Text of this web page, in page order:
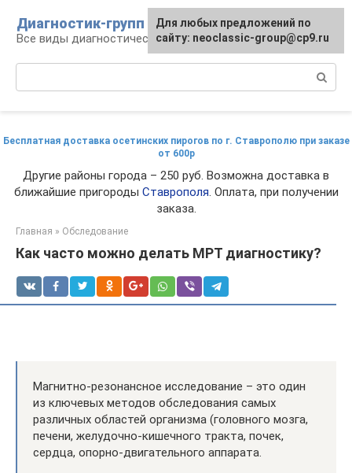
контенту
Диагностик-групп
Все виды диагностических манипуляций
Бесплатная доставка осетинских пирогов по г. Ставрополю при заказе
от 600р
Другие районы города – 250 руб. Возможна доставка в
ближайшие пригороды Ставрополя. Оплата, при получении
заказа.
Главная » Обследование
Как часто можно делать МРТ диагностику?
Магнитно-резонансное исследование – это один
из ключевых методов обследования самых
различных областей организма (головного мозга,
печени, желудочно-кишечного тракта, почек,
сердца, опорно-двигательного аппарата.
Для любых предложений по
сайту: neoclassic-group@cp9.ru